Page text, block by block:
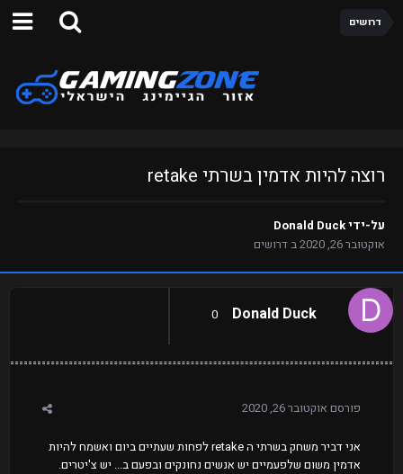
דרושים
רוצה להיות אדמין בשרתי retake
על-ידיDonald Duck
אוקטובר 26, 2020
בדרושים
Donald Duck
0
פורסם אוקטובר 26, 2020
אני דביר משחק בשרתי ה retake לפחות שעתיים ביום ואשמח להיות
אדמין משום שלפעמיים יש אנשים נחונקים ובפעם ב... יש צ'יטרים.